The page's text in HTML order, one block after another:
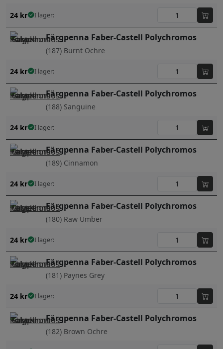
24 kr I lager:
Färgpenna Faber-Castell Polychromos
(187) Burnt Ochre
24 kr I lager:
Färgpenna Faber-Castell Polychromos
(188) Sanguine
24 kr I lager:
Färgpenna Faber-Castell Polychromos
(189) Cinnamon
24 kr I lager:
Färgpenna Faber-Castell Polychromos
(180) Raw Umber
24 kr I lager:
Färgpenna Faber-Castell Polychromos
(181) Paynes Grey
24 kr I lager:
Färgpenna Faber-Castell Polychromos
(182) Brown Ochre